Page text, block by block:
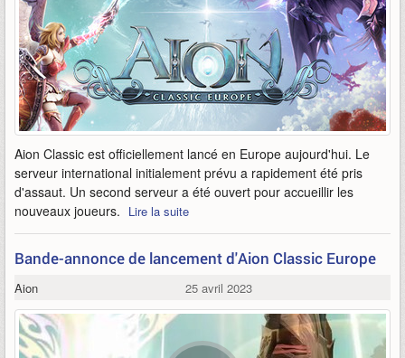
Aion Classic est officiellement lancé en Europe aujourd'hui. Le
serveur international initialement prévu a rapidement été pris
d'assaut. Un second serveur a été ouvert pour accueillir les
nouveaux joueurs. Lire la suite
Bande-annonce de lancement d'Aion Classic Europe
Aion 25 avril 2023